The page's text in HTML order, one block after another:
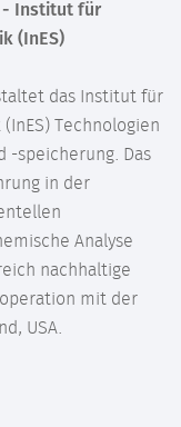
- Institut für
(InES)
das Institut für
Technologien
-speicherung. Das
in der
Analyse
nachhaltige
mit der
USA.